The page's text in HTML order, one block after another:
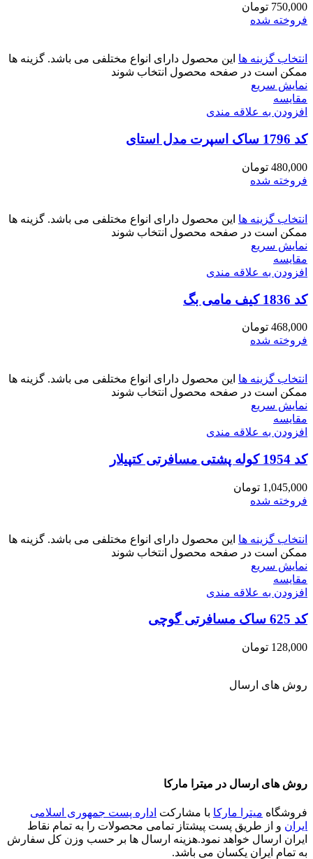
750,000 تومان
فروخته شده
انتخاب گزینه ها این محصول دارای انواع مختلفی می باشد. گزینه ها
ممکن است در صفحه محصول انتخاب شوند
نمایش سریع
مقايسه
افزودن به علاقه مندی
کد 1796 ساک اسپرت مدل استای
480,000 تومان
فروخته شده
انتخاب گزینه ها این محصول دارای انواع مختلفی می باشد. گزینه ها
ممکن است در صفحه محصول انتخاب شوند
نمایش سریع
مقايسه
افزودن به علاقه مندی
کد 1836 کیف مامی بگ
468,000 تومان
فروخته شده
انتخاب گزینه ها این محصول دارای انواع مختلفی می باشد. گزینه ها
ممکن است در صفحه محصول انتخاب شوند
نمایش سریع
مقايسه
افزودن به علاقه مندی
کد 1954 کوله پشتی مسافرتی کتپیلار
1,045,000 تومان
فروخته شده
انتخاب گزینه ها این محصول دارای انواع مختلفی می باشد. گزینه ها
ممکن است در صفحه محصول انتخاب شوند
نمایش سریع
مقايسه
افزودن به علاقه مندی
کد 625 ساک مسافرتی گوچی
128,000 تومان
روش های ارسال
روش های ارسال در میترا مارکا
فروشگاه میترا مارکا با مشارکت اداره پست جمهوری اسلامی
ایران و از طریق پست پیشتاز تمامی محصولات را به تمام نقاط
ایران ارسال خواهد نمود.هزینه ارسال ها بر حسب وزن کل سفارش
به تمام ایران یکسان می باشد.